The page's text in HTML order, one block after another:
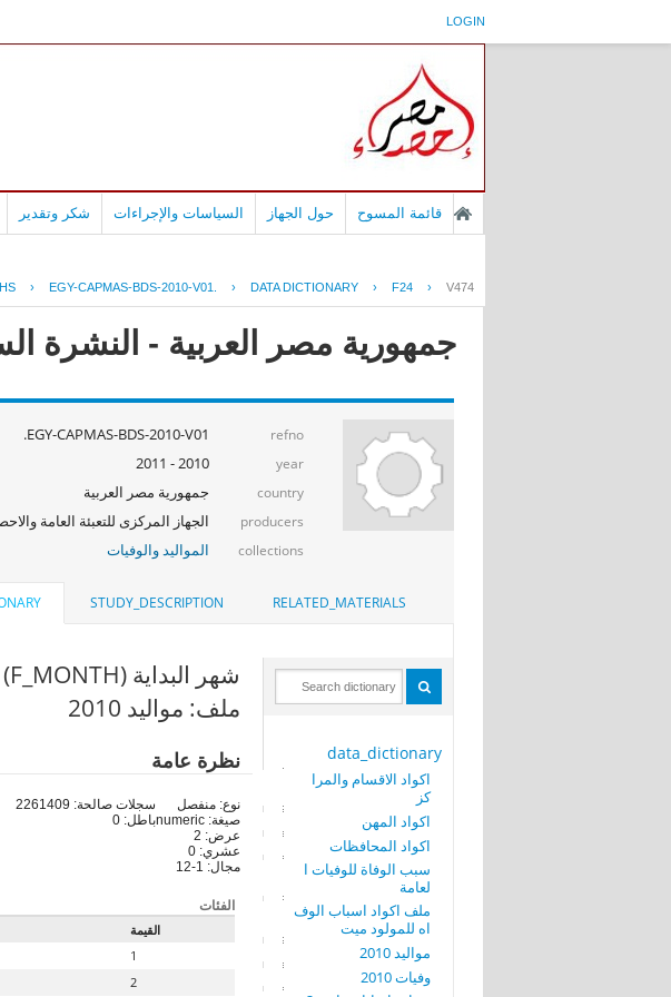
LOGIN
قائمة المسوح حول الجهاز السياسات والإجراءات شكر وتقدير
› EGY-CAPMAS-BDS-2010-V01. › DATA DICTIONARY › F24 › V474
جمهورية مصر العربية - النشرة
refno
EGY-CAPMAS-BDS-2010-V01.
year
2010 - 2011
country جمهورية مصر العربية
producers الجهاز المركزى للتعبئة العامة
collections المواليد والوفيات
RELATED_MATERIALS
STUDY_DESCRIPTION
data_dictionary
اكواد الاقسام والمرا
كز
اكواد المهن
اكواد المحافظات
سبب الوفاة للوفيات ا
لعامة
ملف اكواد اسباب الوف
اه للمولود ميت
مواليد 2010
وفيات 2010
شهر البداية (F_MONTH)
ملف: مواليد 2010
نظرة عامة
نوع: منفصل
صيغة: numeric
عرض: 2
عشري: 0
مجال: 1-12
سجلات صالحة: 2261409
باطل: 0
الفئات
القيمة
1
2